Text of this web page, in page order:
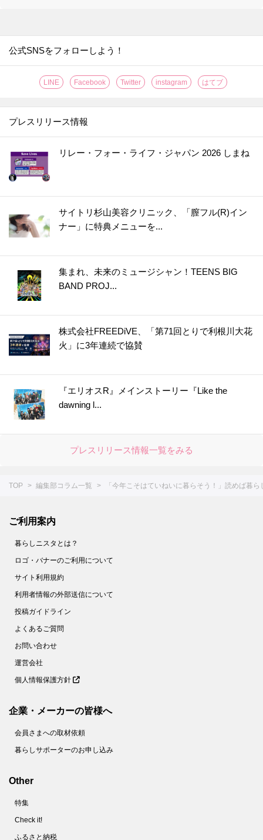
公式SNSをフォローしよう！
LINE Facebook Twitter instagram はてブ
プレスリリース情報
リレー・フォー・ライフ・ジャパン 2026 しまね
サイトリ杉山美容クリニック、「膣フル(R)イン
ナー」に特典メニューを...
集まれ、未来のミュージシャン！TEENS BIG
BAND PROJ...
株式会社FREEDiVE、「第71回とりで利根川大花
火」に3年連続で協賛
『エリオスR』メインストーリー『Like the
dawning l...
プレスリリース情報一覧をみる
TOP 編集部コラム一覧 「今年こそはていねいに暮らそう！」読めば暮
ご利用案内
暮らしニスタとは？
ロゴ・バナーのご利用について
サイト利用規約
利用者情報の外部送信について
投稿ガイドライン
よくあるご質問
お問い合わせ
運営会社
個人情報保護方針
企業・メーカーの皆様へ
会員さまへの取材依頼
暮らしサポーターのお申し込み
Other
特集
Check it!
ふるさと納税